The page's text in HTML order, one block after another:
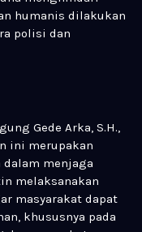
humanis dilakukan
polisi dan
Gede Arka, S.H.,
ini merupakan
menjaga
melaksanakan
masyarakat dapat
khususnya pada